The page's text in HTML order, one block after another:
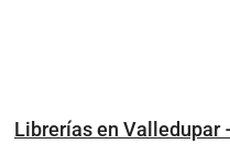
Librerías en Valledupar